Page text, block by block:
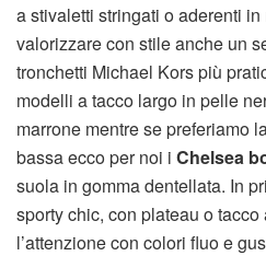
a stivaletti stringati o aderenti
valorizzare con stile anche un
tronchetti Michael Kors più
modelli a tacco largo in pelle
marrone mentre se preferiamo
bassa ecco per noi i Chelsea
suola in gomma dentellata. In
sporty chic, con plateau o tacco
l’attenzione con colori fluo e